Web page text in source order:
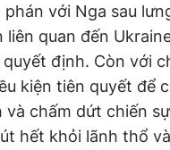
với Nga sau
liên quan đến
định. Còn với
kiện tiên quyết để
và chấm dứt chiến
hết khỏi lãnh thổ